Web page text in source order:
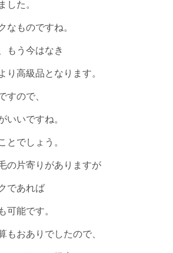
した。
なものですね。
もう今はなき
り高級品となります。
すので、
いいですね。
とでしょう。
の片寄りがありますが
であれば
可能です。
もおありでしたので、